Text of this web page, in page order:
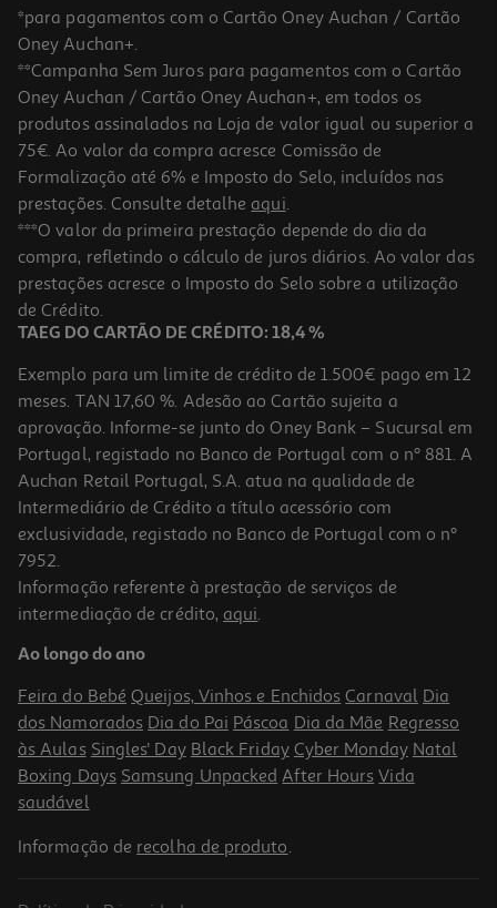
Creme Pentear Ultra Suave Aveia 200ml
18.5 €/Lt
3,70 €
-25%
4.9
Máscara Fructis Método Caracóis 370ml
18.22 €/Lt
6,74 €
Promoção
*para pagamentos com o Cartão Oney Auchan / Cartão
Oney Auchan+.
**Campanha Sem Juros para pagamentos com o Cartão
Oney Auchan / Cartão Oney Auchan+, em todos os
produtos assinalados na Loja de valor igual ou superior a
75€. Ao valor da compra acresce Comissão de
Formalização até 6% e Imposto do Selo, incluídos nas
prestações. Consulte detalhe aqui.
***O valor da primeira prestação depende do dia da
compra, refletindo o cálculo de juros diários. Ao valor das
prestações acresce o Imposto do Selo sobre a utilização
de Crédito.
TAEG DO CARTÃO DE CRÉDITO: 18,4 %
Exemplo para um limite de crédito de 1.500€ pago em 12
meses. TAN 17,60 %. Adesão ao Cartão sujeita a
aprovação. Informe-se junto do Oney Bank – Sucursal em
Portugal, registado no Banco de Portugal com o nº 881. A
Auchan Retail Portugal, S.A. atua na qualidade de
Intermediário de Crédito a título acessório com
exclusividade, registado no Banco de Portugal com o nº
7952.
Informação referente à prestação de serviços de
intermediação de crédito, aqui.
Ao longo do ano
Feira do Bebé Queijos, Vinhos e Enchidos Carnaval Dia
dos Namorados Dia do Pai Páscoa Dia da Mãe Regresso
às Aulas Singles' Day Black Friday Cyber Monday Natal
Boxing Days Samsung Unpacked After Hours Vida
saudável
Informação de recolha de produto.